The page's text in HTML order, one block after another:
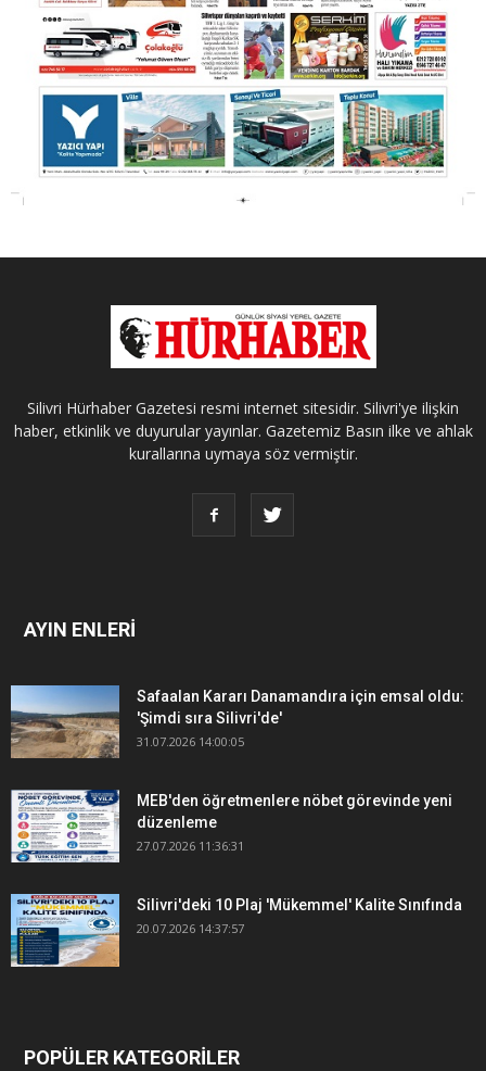
Silivri Hürhaber Gazetesi resmi internet sitesidir. Silivri'ye ilişkin
haber, etkinlik ve duyurular yayınlar. Gazetemiz Basın ilke ve ahlak
kurallarına uymaya söz vermiştir.
AYIN ENLERİ
Safaalan Kararı Danamandıra için emsal oldu:
'Şimdi sıra Silivri'de'
31.07.2026 14:00:05
MEB'den öğretmenlere nöbet görevinde yeni
düzenleme
27.07.2026 11:36:31
Silivri'deki 10 Plaj 'Mükemmel' Kalite Sınıfında
20.07.2026 14:37:57
POPÜLER KATEGORİLER